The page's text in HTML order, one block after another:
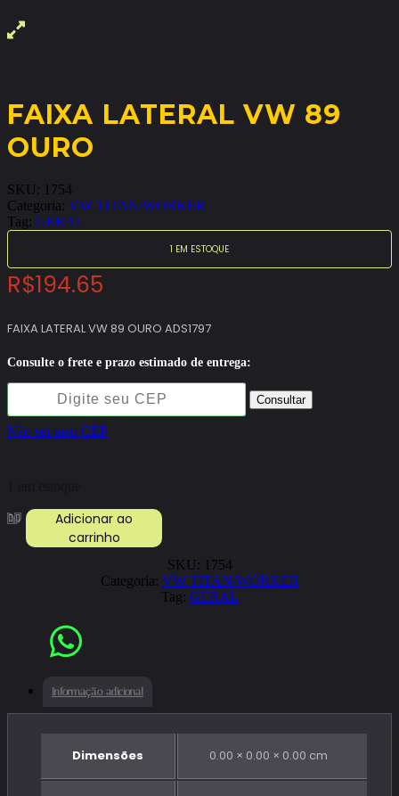
FAIXA LATERAL VW 89
OURO
SKU: 1754
Categoria: VW TITAN/WORKER
Tag: GERAL
1 EM ESTOQUE
R$194.65
FAIXA LATERAL VW 89 OURO ADS1797
Consulte o frete e prazo estimado de entrega:
Consultar
Não sei meu CEP
FAIXA
VW
Adicionar ao
carrinho
SKU: 1754
Categoria: VW TITAN/WORKER
Tag: GERAL
Informação adicional
Dimensões 0.00 × 0.00 × 0.00 cm